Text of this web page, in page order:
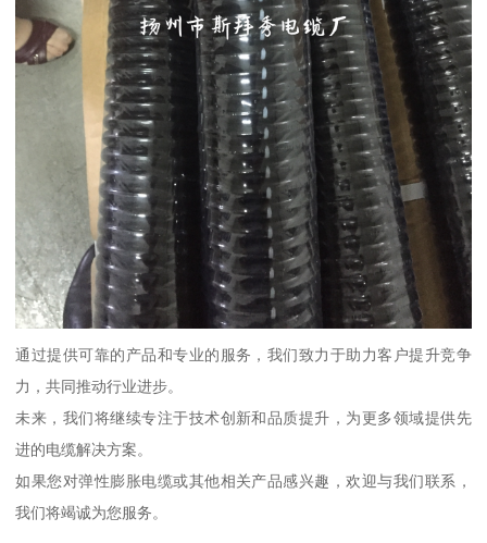
通过提供可靠的产品和专业的服务，我们致力于助力客户提升竞争
力，共同推动行业进步。
未来，我们将继续专注于技术创新和品质提升，为更多领域提供先
进的电缆解决方案。
如果您对弹性膨胀电缆或其他相关产品感兴趣，欢迎与我们联系，
我们将竭诚为您服务。